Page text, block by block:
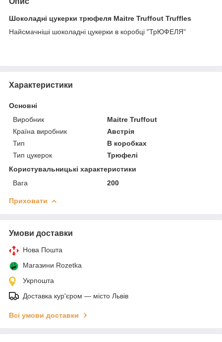
Шоколадні цукерки трюфеля Maitre Truffout Truffles
Найсмачніші шоколадні цукерки в коробці "ТрЮФЕЛЯ"
Характеристики
Основні
Виробник
Maitre Truffout
Країна виробник
Австрія
Тип
В коробках
Тип цукерок
Трюфелі
Користувальницькі характеристики
Вага
200
Приховати
Умови доставки
Нова Пошта
Магазини Rozetka
Укрпошта
Доставка кур'єром — місто Львів
Всі умови доставки